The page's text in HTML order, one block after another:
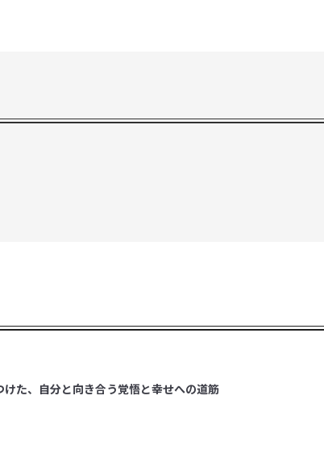
けた、自分と向き合う覚悟と幸せへの道筋